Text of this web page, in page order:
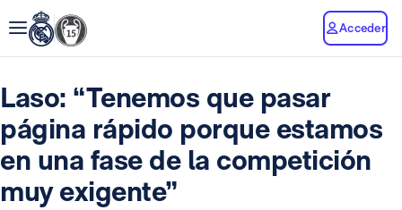
Acceder
Laso: “Tenemos que pasar
página rápido porque estamos
en una fase de la competición
muy exigente”